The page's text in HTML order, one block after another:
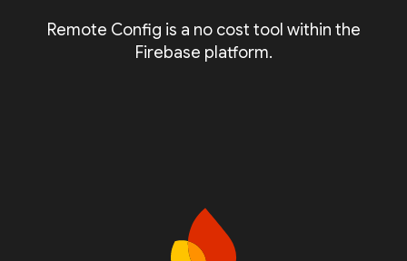
Remote Config is a no cost tool within the
Firebase platform.